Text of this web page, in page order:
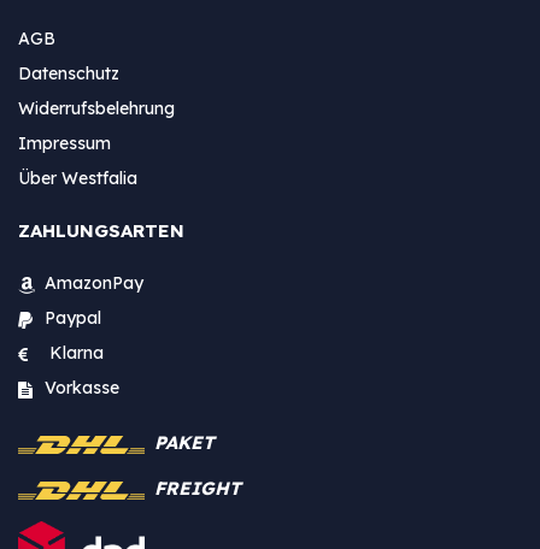
AGB
Datenschutz
Widerrufsbelehrung
Impressum
Über Westfalia
ZAHLUNGSARTEN
AmazonPay
Paypal
Klarna
Vorkasse
PAKET
FREIGHT